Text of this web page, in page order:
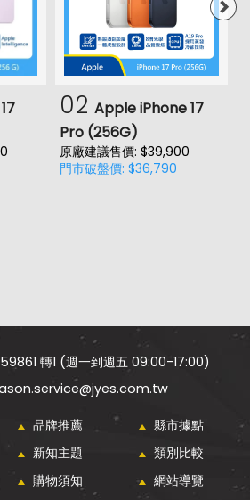
02 Apple iPhone 17
Pro (256G)
原廠建議售價: $39,900
門市破盤價: $36,790
轉1 (週一到週五 09:00-17:00)
品牌推薦
縣市據點
新知主題
類別比較
購物須知 網站導覽